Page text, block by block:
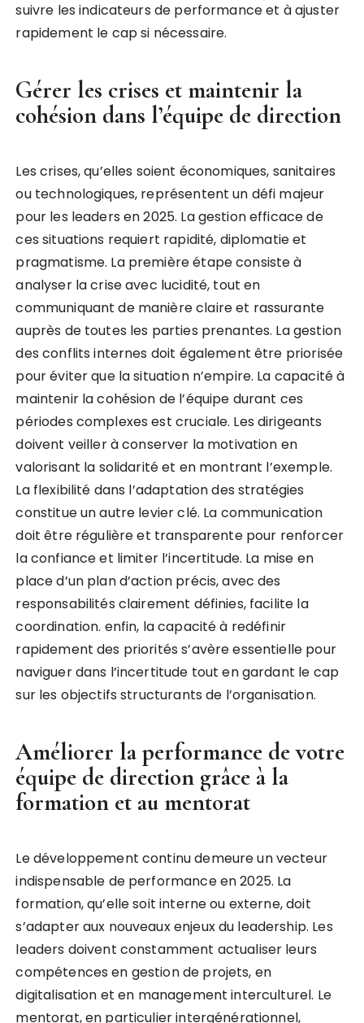
suivre les indicateurs de performance et à ajuster
rapidement le cap si nécessaire.
Gérer les crises et maintenir la
cohésion dans l’équipe de direction
Les crises, qu’elles soient économiques, sanitaires
ou technologiques, représentent un défi majeur
pour les leaders en 2025. La gestion efficace de
ces situations requiert rapidité, diplomatie et
pragmatisme. La première étape consiste à
analyser la crise avec lucidité, tout en
communiquant de manière claire et rassurante
auprès de toutes les parties prenantes. La gestion
des conflits internes doit également être priorisée
pour éviter que la situation n’empire. La capacité à
maintenir la cohésion de l’équipe durant ces
périodes complexes est cruciale. Les dirigeants
doivent veiller à conserver la motivation en
valorisant la solidarité et en montrant l’exemple.
La flexibilité dans l’adaptation des stratégies
constitue un autre levier clé. La communication
doit être régulière et transparente pour renforcer
la confiance et limiter l’incertitude. La mise en
place d’un plan d’action précis, avec des
responsabilités clairement définies, facilite la
coordination. enfin, la capacité à redéfinir
rapidement des priorités s’avère essentielle pour
naviguer dans l’incertitude tout en gardant le cap
sur les objectifs structurants de l’organisation.
Améliorer la performance de votre
équipe de direction grâce à la
formation et au mentorat
Le développement continu demeure un vecteur
indispensable de performance en 2025. La
formation, qu’elle soit interne ou externe, doit
s’adapter aux nouveaux enjeux du leadership. Les
leaders doivent constamment actualiser leurs
compétences en gestion de projets, en
digitalisation et en management interculturel. Le
mentorat, en particulier intergénérationnel,